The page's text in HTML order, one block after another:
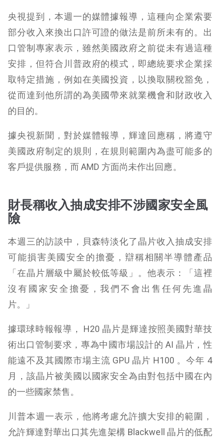
央視提到，本週一的媒體據報導，這種向企業索要
部分收入來換出口許可證的做法是前所未有的。出
口管制專家表示，雖然美國政府之前從未有過這種
安排，但符合川普政府的模式，即總統要求企業採
取特定措施，例如在美國投資，以換取關稅豁免，
從而達到他所謂的為美國帶來就業機會和財政收入
的目的。
據央視新聞，對於媒體報導，輝達回應稱，將遵守
美國政府制定的規則，在規則範圍內為盡可能多的
客戶提供服務，而 AMD 方面尚未作出回應。
財長稱收入抽成安排不涉國家安全風
險
本週三的訪談中，貝森特淡化了晶片收入抽成安排
可能損害美國安全的擔憂，辯稱相關半導體產品
「在晶片層級中屬於較低等級」。他表示：「這裡
沒有國家安全擔憂，我們不會出售任何先進晶
片。」
據環球時報報導， H20 晶片是輝達按照美國對華技
術出口管制要求，專為中國市場設計的 AI 晶片，性
能遠不及其國際市場主流 GPU 晶片 H100 。今年 4
月，該晶片被美國以國家安全為由對包括中國在內
的一些國家禁售。
川普本週一表示，他將考慮允許擴大安排的範圍，
允許輝達對華出口其先進架構 Blackwell 晶片的低配